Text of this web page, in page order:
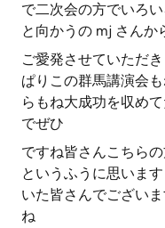
で二次会の方でいろ
と向かうの mj さんか
ご愛発させていただ
ぱりこの群馬講演会
らもね大成功を収め
でぜひ
ですね皆さんこちら
というふうに思いま
いた皆さんでござい
ね